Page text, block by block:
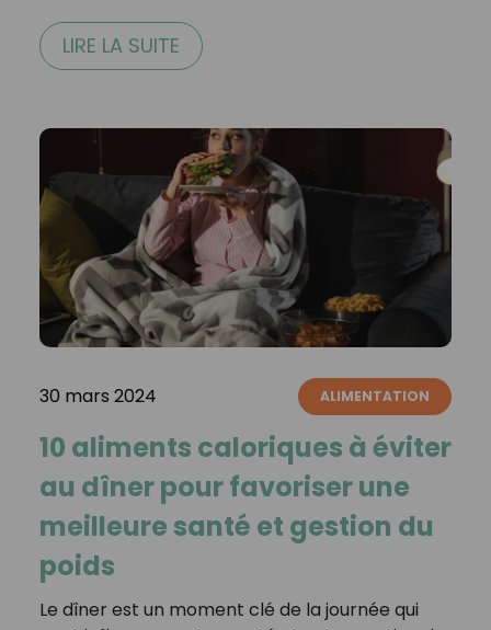
LIRE LA SUITE
30 mars 2024 ALIMENTATION
10 aliments caloriques à éviter
au dîner pour favoriser une
meilleure santé et gestion du
poids
Le dîner est un moment clé de la journée qui